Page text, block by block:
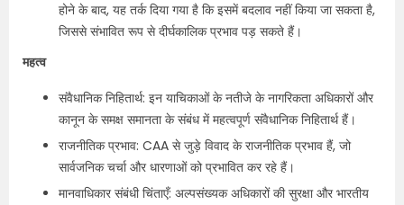
होने के बाद, यह तर्क दिया गया है कि इसमें बदलाव नहीं किया जा सकता है,
जिससे संभावित रूप से दीर्घकालिक प्रभाव पड़ सकते हैं।
महत्व
संवैधानिक निहितार्थ: इन याचिकाओं के नतीजे के नागरिकता अधिकारों और
कानून के समक्ष समानता के संबंध में महत्वपूर्ण संवैधानिक निहितार्थ हैं।
राजनीतिक प्रभाव: CAA से जुड़े विवाद के राजनीतिक प्रभाव हैं, जो
सार्वजनिक चर्चा और धारणाओं को प्रभावित कर रहे हैं।
मानवाधिकार संबंधी चिंताएँ: अल्पसंख्यक अधिकारों की सुरक्षा और भारतीय